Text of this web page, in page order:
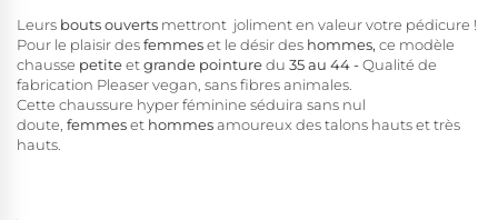
Leurs bouts ouverts mettront joliment en valeur votre pédicure !
Pour le plaisir desfemmeset le désir des hommes, ce modèle
chausse petiteetgrande pointuredu 35 au 44 -Qualité de
fabrication Pleaser vegan, sans fibres animales.
Cette chaussure hyper féminine séduira sans nul
doute, femmeset hommesamoureux des talons hauts et très
hauts.